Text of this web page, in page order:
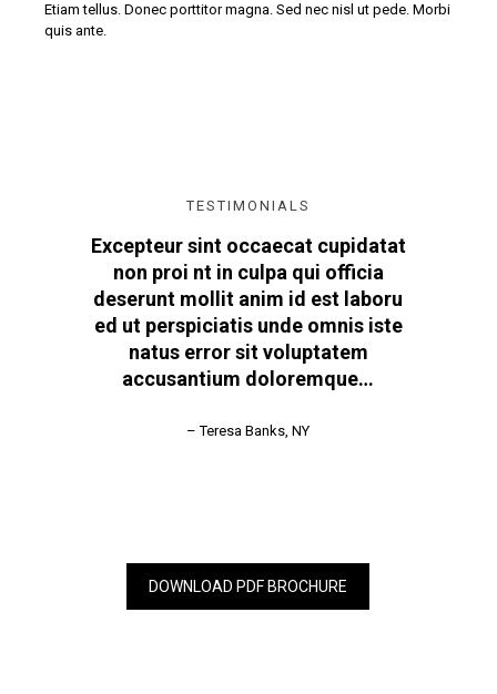
Etiam tellus. Donec porttitor magna. Sed nec nisl ut pede. Morbi
quis ante.
TESTIMONIALS
Excepteur sint occaecat cupidatat
non proi nt in culpa qui officia
deserunt mollit anim id est laboru
ed ut perspiciatis unde omnis iste
natus error sit voluptatem
accusantium doloremque…
– Teresa Banks, NY
DOWNLOAD PDF BROCHURE